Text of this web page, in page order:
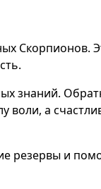
Скорпионов.
знаний.
а
резервы и